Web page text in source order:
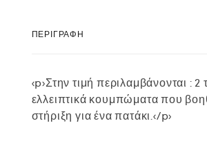
ΠΕΡΙΓΡΑΦΉ
<p>Στην τιμή περιλαμβάνονται : 2
ελλειπτικά κουμπώματα που
στήριξη για ένα πατάκι.</p>